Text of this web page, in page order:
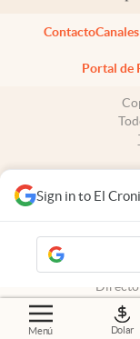
Menú Dolar
Sign in to El
Contacto
Portal de
propiedad